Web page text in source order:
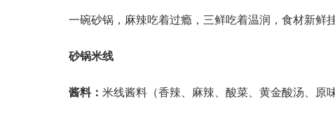
一碗砂锅，麻辣吃着过瘾，三鲜吃着温润，食材新鲜
砂锅米线
酱料： 米线酱料（香辣、麻辣、酸菜、黄金酸汤、原